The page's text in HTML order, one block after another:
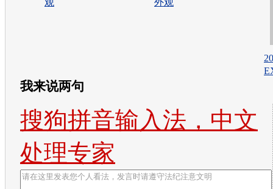
我来说两句
搜狗拼音输入法，中文
处理专家